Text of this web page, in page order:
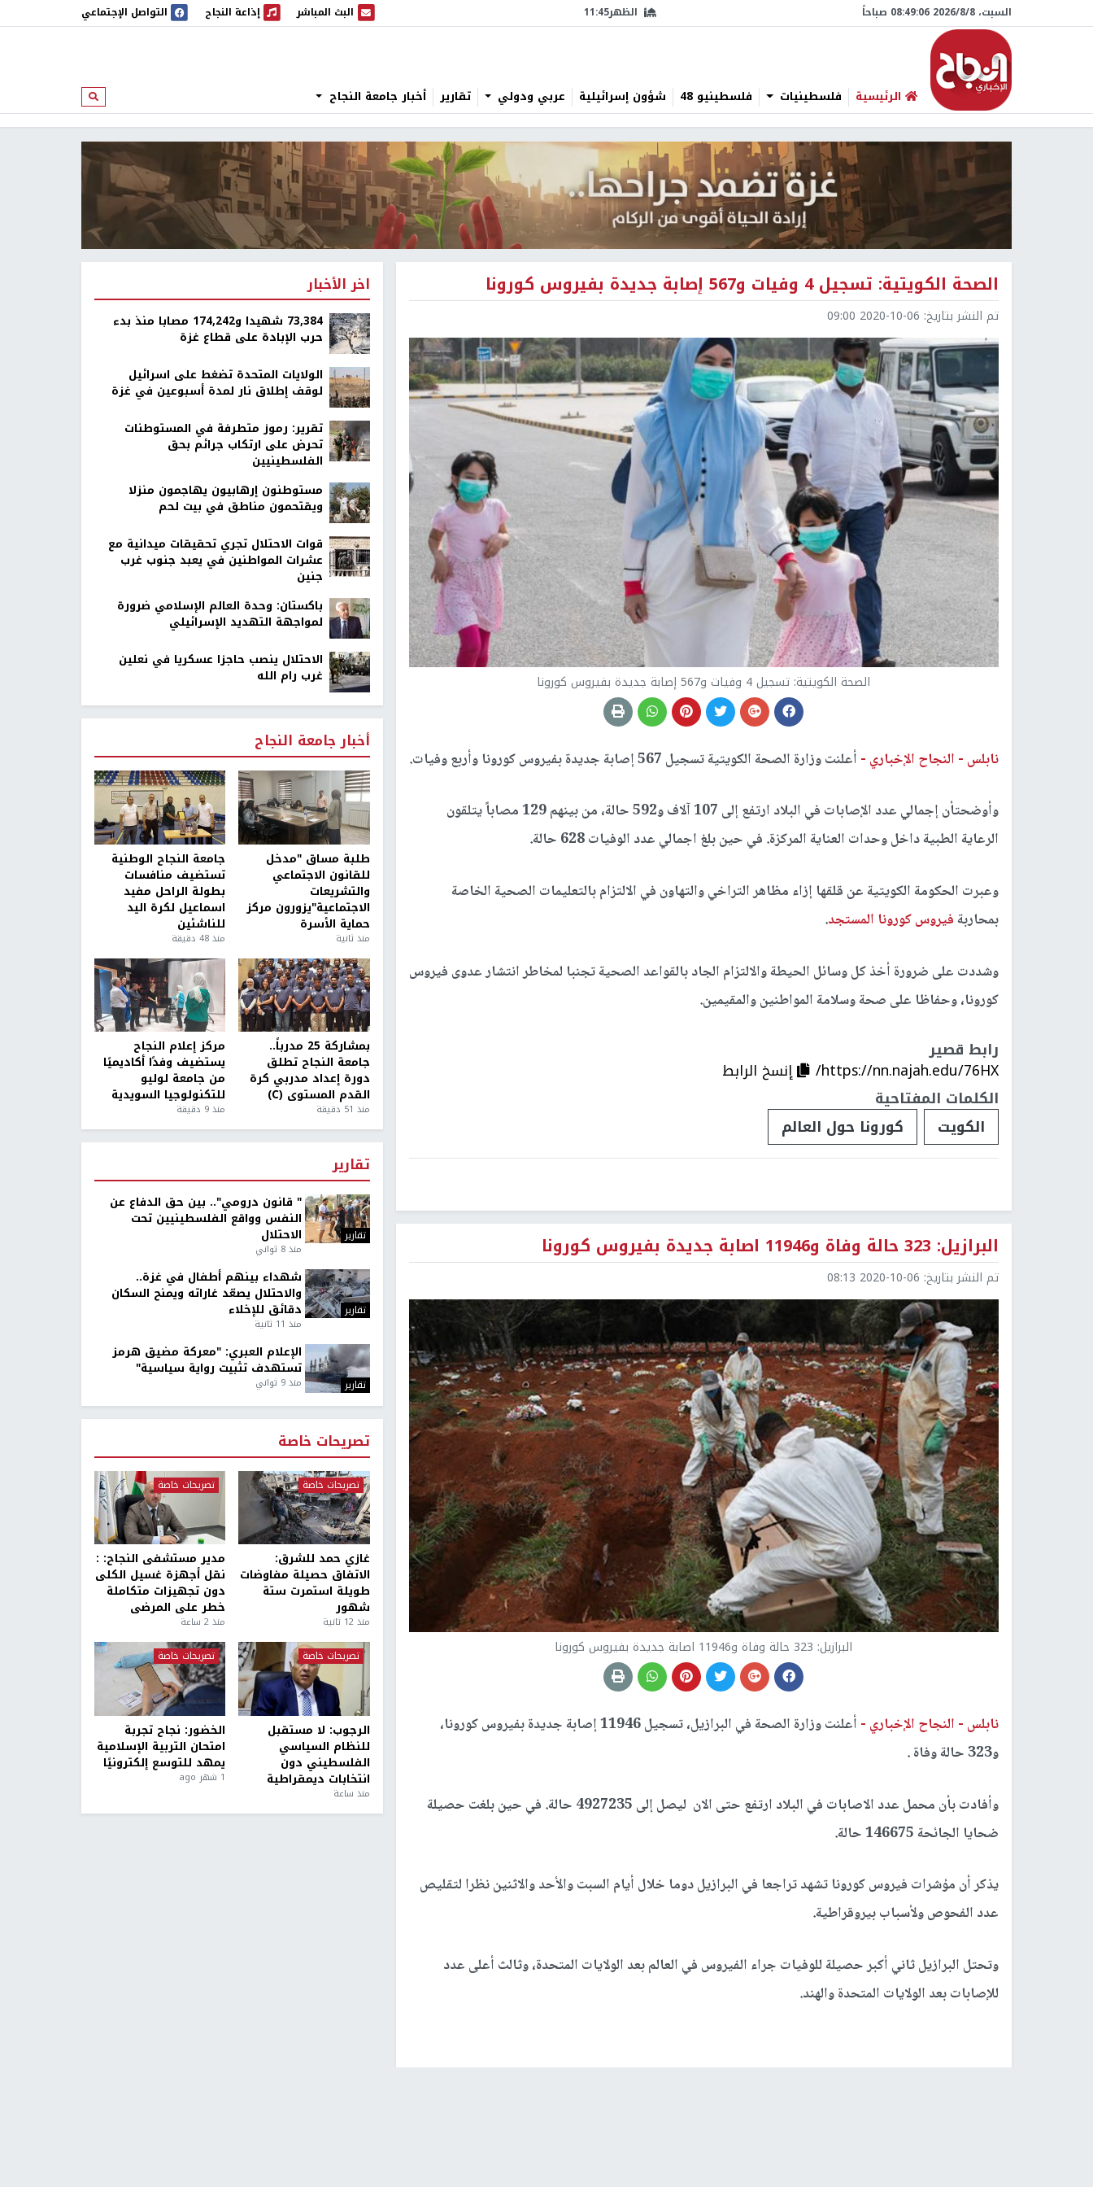
السبت، 8/‏8/‏2026 08:49:07 صباحاً الظهر11:45 البث المباشر
البث المباشر إذاعة النجاح
إذاعة النجاح التواصل الإجتماعي
الرئيسية فلسطينيات فلسطينيو 48 شؤون إسرائيلية عربي ودولي تقارير أخبار جامعة النجاح ابحث
الصحة الكويتية: تسجيل 4 وفيات و567 إصابة جديدة بفيروس كورونا
تم النشر بتاريخ: 2020-10-06 09:00
الصحة الكويتية: تسجيل 4 وفيات و567 إصابة جديدة بفيروس كورونا
نابلس - النجاح الإخباري - أعلنت وزارة الصحة الكويتية تسجيل 567 إصابة جديدة بفيروس كورونا وأربع وفيات.
وأوضحتأن إجمالي عدد الإصابات في البلاد ارتفع إلى 107 آلاف و592 حالة، من بينهم 129 مصاباً يتلقون
الرعاية الطبية داخل وحدات العناية المركزة. في حين بلغ اجمالي عدد الوفيات 628 حالة.
وعبرت الحكومة الكويتية عن قلقها إزاء مظاهر التراخي والتهاون في الالتزام بالتعليمات الصحية الخاصة
بمحاربةفيروس كورونا المستجد.
وشددت على ضرورة أخذ كل وسائل الحيطة والالتزام الجاد بالقواعد الصحية تجنبا لمخاطر انتشار عدوى فيروس
كورونا، وحفاظا على صحة وسلامة المواطنين والمقيمين.
رابط قصير
https://nn.najah.edu/76HX/
إنسخ الرابط
الكلمات المفتاحية
الكويت
كورونا حول العالم
البرازيل: 323 حالة وفاة و11946 اصابة جديدة بفيروس كورونا
تم النشر بتاريخ: 2020-10-06 08:13
البرازيل: 323 حالة وفاة و11946 اصابة جديدة بفيروس كورونا
نابلس - النجاح الإخباري -
أعلنت وزارة الصحة في البرازيل، تسجيل 11946 إصابة جديدة بفيروس كورونا،
و323 حالة وفاة .
وأفادت بأن محمل عدد الاصابات في البلاد ارتفع حتى الان ليصل إلى 4927235 حالة. في حين بلغت حصيلة
ضحايا الجائحة 146675 حالة.
يذكر أن مؤشرات فيروس كورونا تشهد تراجعا في البرازيل دوما خلال أيام السبت والأحد والاثنين نظرا لتقليص
عدد الفحوص ولأسباب بيروقراطية.
وتحتل البرازيل ثاني أكبر حصيلة للوفيات جراء الفيروس في العالم بعد الولايات المتحدة، وثالث أعلى عدد
للإصابات بعد الولايات المتحدة والهند.
اخر الأخبار
73,384 شهيدا و174,242 مصابا منذ بدء
حرب الإبادة على قطاع غزة
الولايات المتحدة تضغط على اسرائيل
لوقف إطلاق نار لمدة أسبوعين في غزة
تقرير: رموز متطرفة في المستوطنات
تحرض على ارتكاب جرائم بحق
الفلسطينيين
مستوطنون إرهابيون يهاجمون منزلا
ويقتحمون مناطق في بيت لحم
قوات الاحتلال تجري تحقيقات ميدانية مع
عشرات المواطنين في يعبد جنوب غرب
جنين
باكستان: وحدة العالم الإسلامي ضرورة
لمواجهة التهديد الإسرائيلي
الاحتلال ينصب حاجزا عسكريا في نعلين
غرب رام الله
أخبار جامعة النجاح
طلبة مساق "مدخل
للقانون الاجتماعي
والتشريعات
الاجتماعية"يزورون مركز
حماية الأسرة
منذ ثانية
جامعة النجاح الوطنية
تستضيف منافسات
بطولة الراحل مفيد
اسماعيل لكرة اليد
للناشئين
منذ 48 دقيقة
بمشاركة 25 مدرباً..
جامعة النجاح تطلق
دورة إعداد مدربي كرة
القدم المستوى (C)
منذ 51 دقيقة
مركز إعلام النجاح
يستضيف وفدًا أكاديميًا
من جامعة لوليو
للتكنولوجيا السويدية
منذ 9 دقيقة
تقارير
تقارير
" قانون درومي".. بين حق الدفاع عن
النفس وواقع الفلسطينيين تحت
الاحتلال
منذ 8 ثواني
تقارير
شهداء بينهم أطفال في غزة..
والاحتلال يصعّد غاراته ويمنح السكان
دقائق للإخلاء
منذ 11 ثانية
تقارير
الإعلام العبري: "معركة مضيق هرمز
تستهدف تثبيت رواية سياسية"
منذ 9 ثواني
تصريحات خاصة
تصريحات خاصة
غازي حمد للشرق:
الاتفاق حصيلة مفاوضات
طويلة استمرت ستة
شهور
منذ 12 ثانية
تصريحات خاصة
مدير مستشفى النجاح: :
نقل أجهزة غسيل الكلى
دون تجهيزات متكاملة
خطر على المرضى
منذ 2 ساعة
تصريحات خاصة
الرجوب: لا مستقبل
للنظام السياسي
الفلسطيني دون
انتخابات ديمقراطية
منذ ساعة
تصريحات خاصة
الخضور: نجاح تجربة
امتحان التربية الإسلامية
يمهد للتوسع إلكترونيًا
1 شهر ago